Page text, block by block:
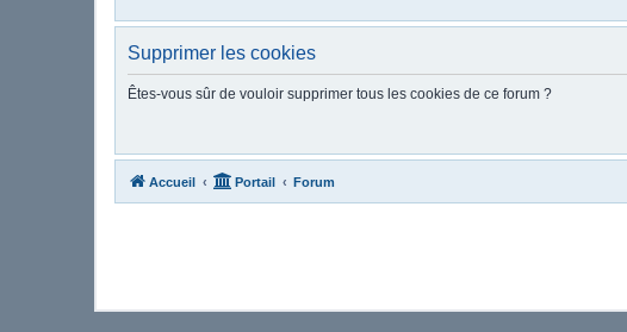
Supprimer les cookies
Êtes-vous sûr de vouloir supprimer tous les cookies de ce forum ?
Accueil Portail Forum